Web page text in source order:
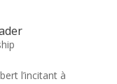
l’incitant à